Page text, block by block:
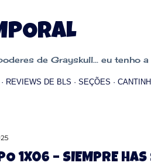
de Grayskull... eu tenho
REVIEWS DE BLS SEÇÕES
1X06 – SIEMPRE